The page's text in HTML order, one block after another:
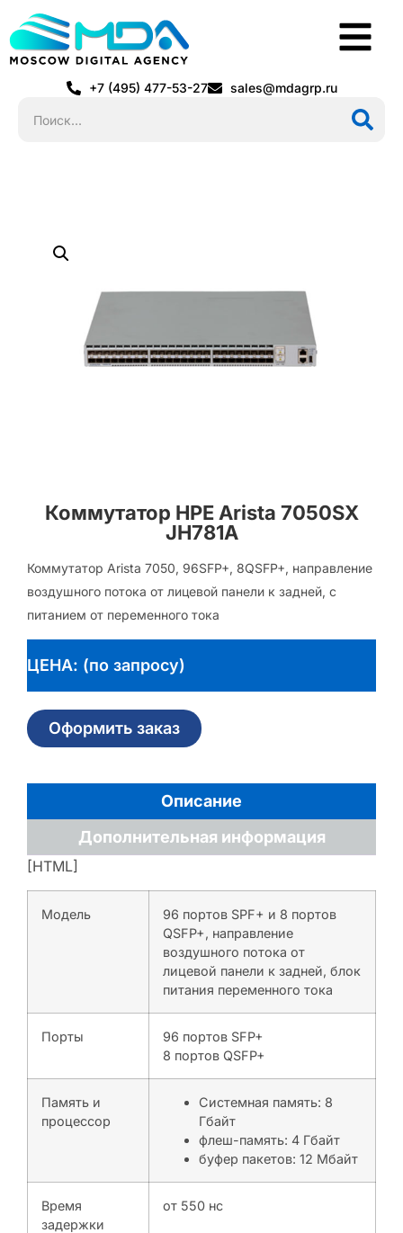
+7 (495) 477-53-27 sales@mdagrp.ru
Коммутатор HPE Arista 7050SX
JH781A
Коммутатор Arista 7050, 96SFP+, 8QSFP+, направление
воздушного потока от лицевой панели к задней, с
питанием от переменного тока
ЦЕНА: (по запросу)
Оформить заказ
Описание
Дополнительная информация
[HTML]
Модель
96 портов SPF+ и 8 портов
QSFP+, направление
воздушного потока от
лицевой панели к задней, блок
питания переменного тока
Порты
96 портов SFP+
8 портов QSFP+
Память и
процессор
Системная память: 8
Гбайт
флеш-память: 4 Гбайт
буфер пакетов: 12 Мбайт
Время
задержки
от 550 нс